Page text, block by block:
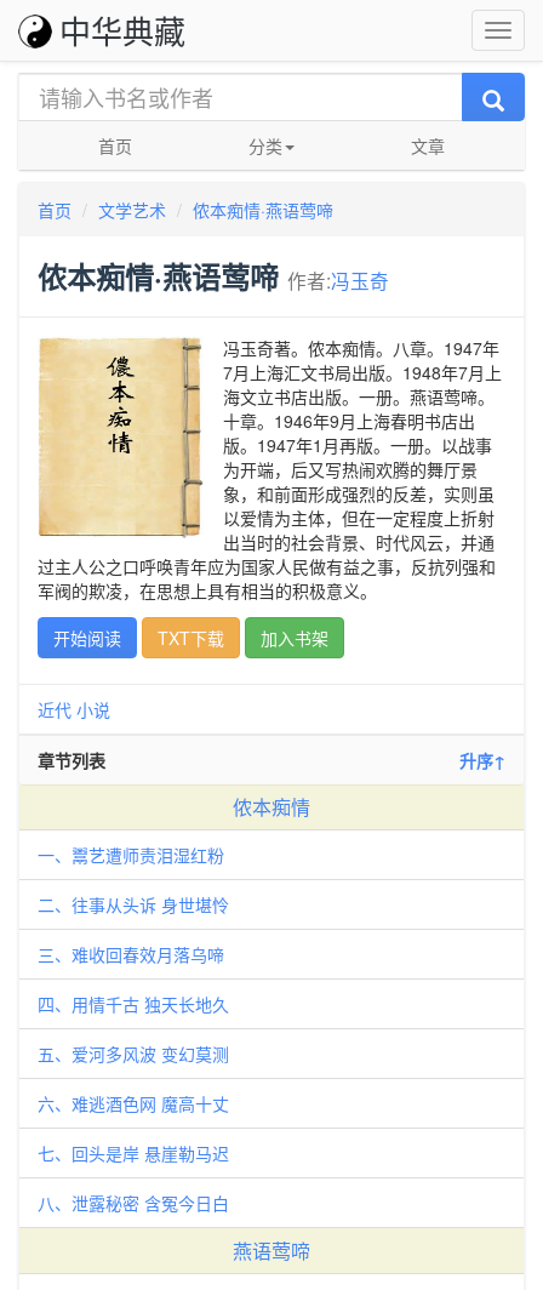
中华典藏
首页 分类 文章
首页 文学艺术 侬本痴情·燕语莺啼
侬本痴情·燕语莺啼 作者:冯玉奇
冯玉奇著。侬本痴情。八章。1947年
7月上海汇文书局出版。1948年7月上
海文立书店出版。一册。燕语莺啼。
十章。1946年9月上海春明书店出
版。1947年1月再版。一册。以战事
为开端，后又写热闹欢腾的舞厅景
象，和前面形成强烈的反差，实则虽
以爱情为主体，但在一定程度上折射
出当时的社会背景、时代风云，并通
过主人公之口呼唤青年应为国家人民做有益之事，反抗列强和
军阀的欺凌，在思想上具有相当的积极意义。
开始阅读
TXT下载 加入书架
近代 小说
章节列表 升序↑
侬本痴情
一、鬻艺遭师责泪湿红粉
二、往事从头诉 身世堪怜
三、难收回春效月落乌啼
四、用情千古 独天长地久
五、爱河多风波 变幻莫测
六、难逃酒色网 魔高十丈
七、回头是岸 悬崖勒马迟
八、泄露秘密 含冤今日白
燕语莺啼